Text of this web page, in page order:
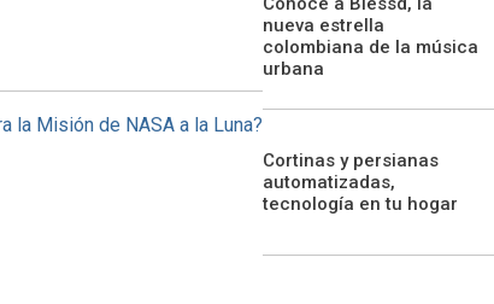
nueva estrella
colombiana de la música
urbana
Cortinas y persianas
automatizadas,
tecnología en tu hogar